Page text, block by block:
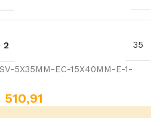
2 35
5X35MM-EC-15X40MM-E-1-
510,91